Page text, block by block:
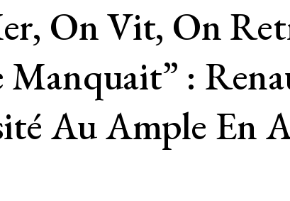
On Vit, On
Manquait” :
Au Ample En